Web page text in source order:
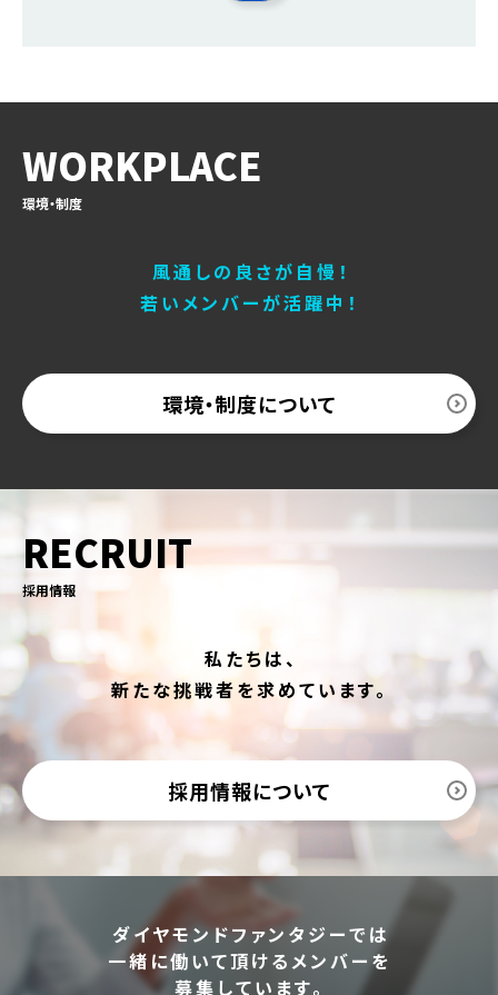
WORKPLACE
環境・制度
風通しの良さが自慢！
若いメンバーが活躍中！
環境・制度について
RECRUIT
採用情報
私たちは、
新たな挑戦者を求めています。
採用情報について
ダイヤモンドファンタジーでは
一緒に働いて頂けるメンバーを
募集しています。